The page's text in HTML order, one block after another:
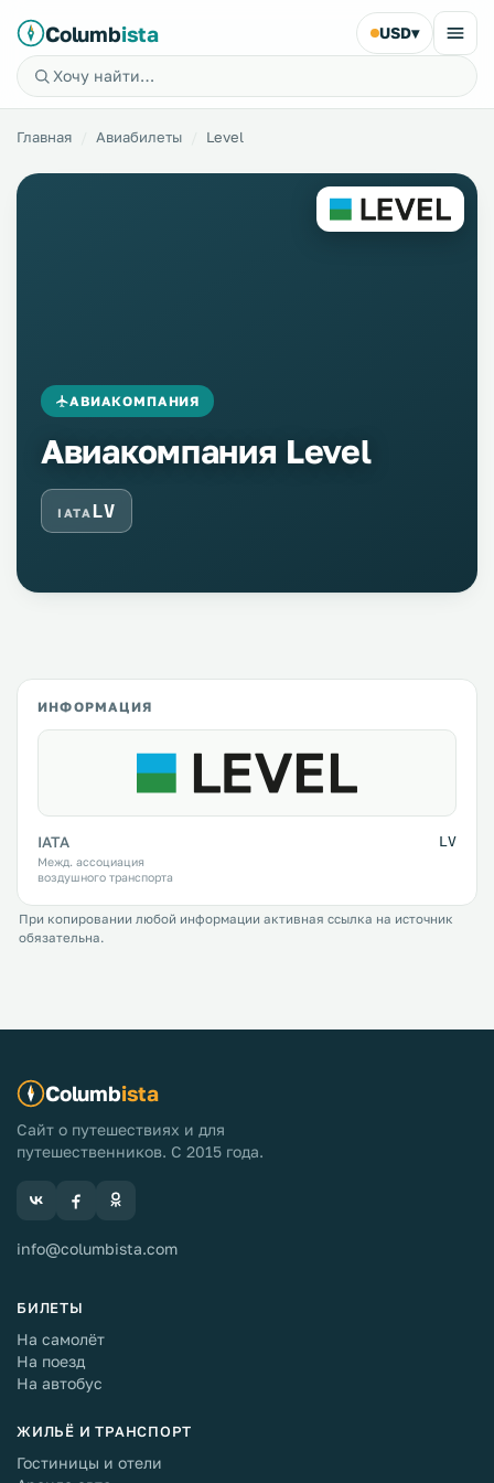
Columbista USD▾
Главная Авиабилеты Level
АВИАКОМПАНИЯ
Авиакомпания Level
IATA LV
ИНФОРМАЦИЯ
IATA
Межд. ассоциация
воздушного транспорта
LV
При копировании любой информации активная ссылка на источник
обязательна.
Columbista
Сайт о путешествиях и для
путешественников. С 2015 года.
info@columbista.com
БИЛЕТЫ
На самолёт
На поезд
На автобус
ЖИЛЬЁ И ТРАНСПОРТ
Гостиницы и отели